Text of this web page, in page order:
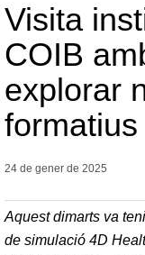
Visita
COIB
explorar
formatius
24 de gener de 2025
Aquest dimarts va
de simulació 4D